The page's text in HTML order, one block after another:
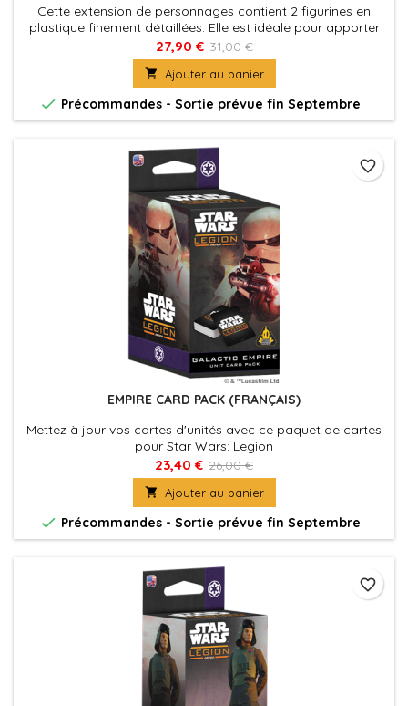
Cette extension de personnages contient 2 figurines en
plastique finement détaillées. Elle est idéale pour apporter
aux joueurs de l'Empire de la flexibilité dans la construction
de leur armée.
27,90 € 31,00 €
 Ajouter au panier
 Précommandes - Sortie prévue fin Septembre
EMPIRE CARD PACK (FRANÇAIS)
Mettez à jour vos cartes d'unités avec ce paquet de cartes
pour Star Wars: Legion
23,40 € 26,00 €
 Ajouter au panier
 Précommandes - Sortie prévue fin Septembre
favorite_border
favorite_border